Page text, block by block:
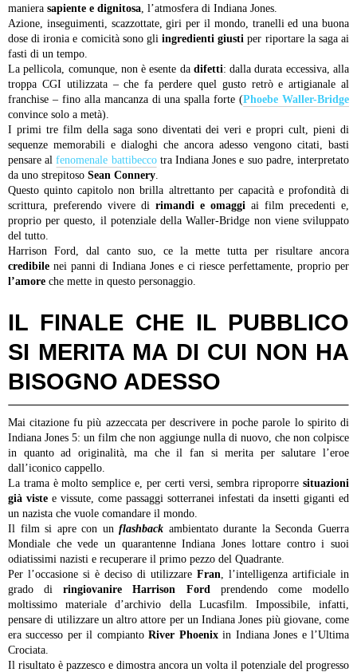
maniera sapiente e dignitosa, l’atmosfera di Indiana Jones.
Azione, inseguimenti, scazzottate, giri per il mondo, tranelli ed una buona
dose di ironia e comicità sono gliingredienti giusti per riportare la saga ai
fasti di un tempo.
La pellicola, comunque, non è esente da difetti: dalla durata eccessiva, alla
troppa CGI utilizzata – che fa perdere quel gusto retrò e artigianale al
franchise – fino alla mancanza di una spalla forte (Phoebe Waller-Bridge
convince solo a metà).
I primi tre film della saga sono diventati dei veri e propri cult, pieni di
sequenze memorabili e dialoghi che ancora adesso vengono citati, basti
pensare alfenomenale battibeccotra Indiana Jones e suo padre, interpretato
da uno strepitoso Sean Connery.
Questo quinto capitolo non brilla altrettanto per capacità e profondità di
scrittura, preferendo vivere di rimandi e omaggi ai film precedenti e,
proprio per questo, il potenziale della Waller-Bridge non viene sviluppato
del tutto.
Harrison Ford, dal canto suo, ce la mette tutta per risultare ancora
credibile nei panni di Indiana Jones e ci riesce perfettamente, proprio per
l’amore che mette in questo personaggio.
IL FINALE CHE IL PUBBLICO
SI MERITA MA DI CUI NON HA
BISOGNO ADESSO
Mai citazione fu più azzeccata per descrivere in poche parole lo spirito di
Indiana Jones 5: un film che non aggiunge nulla di nuovo, che non colpisce
in quanto ad originalità, ma che il fan si merita per salutare l’eroe
dall’iconico cappello.
La trama è molto semplice e, per certi versi, sembra riproporre situazioni
già viste e vissute, come passaggi sotterranei infestati da insetti giganti ed
un nazista che vuole comandare il mondo.
Il film si apre con unflashback ambientato durante la Seconda Guerra
Mondiale che vede un quarantenne Indiana Jones lottare contro i suoi
odiatissimi nazisti e recuperare il primo pezzo del Quadrante.
Per l’occasione si è deciso di utilizzare Fran, l’intelligenza artificiale in
grado diringiovanire Harrison Fordprendendo come modello
moltissimo materiale d’archivio della Lucasfilm. Impossibile, infatti,
pensare di utilizzare un altro attore per un Indiana Jones più giovane, come
era successo per il compiantoRiver Phoenixin Indiana Jones e l’Ultima
Crociata.
Il risultato è pazzesco e dimostra ancora un volta il potenziale del progresso